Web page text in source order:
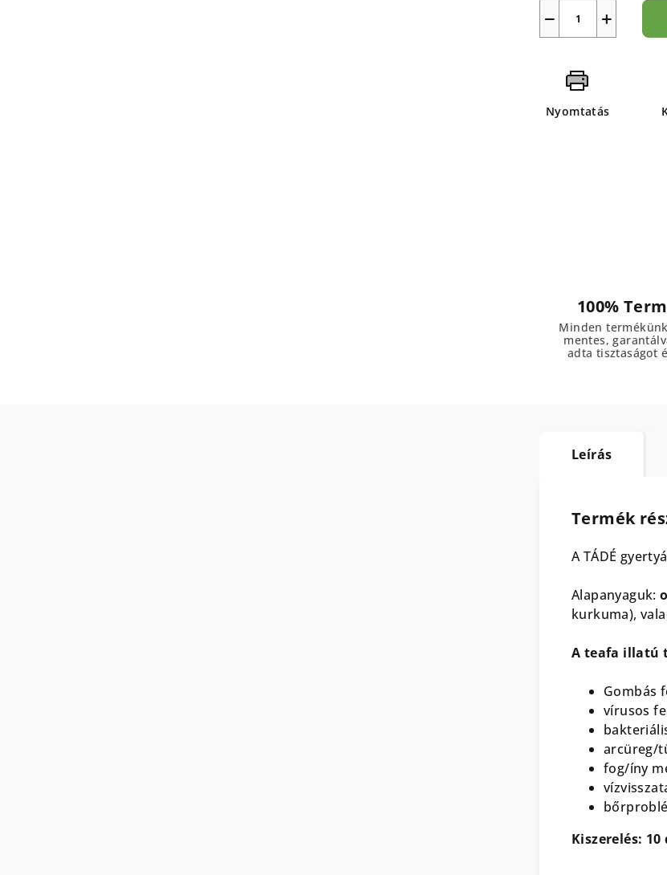
+
−
Nyomtatás
100%
Minden
mentes,
adta tisztaságot
Leírás
Termék
A TÁDÉ
Alapanyaguk:
kurkuma),
A teafa illatú
Gombás
vírusos
arcüreg/
fog/íny
Kiszerelés: